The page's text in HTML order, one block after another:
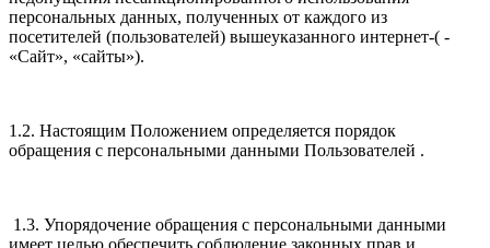
персональных данных, полученных от каждого из
посетителей (пользователей) вышеуказанного интернет-( -
«Сайт», «сайты»).
1.2. Настоящим Положением определяется порядок
обращения с персональными данными Пользователей .
1.3. Упорядочение обращения с персональными данными
имеет целью обеспечить соблюдение законных прав и